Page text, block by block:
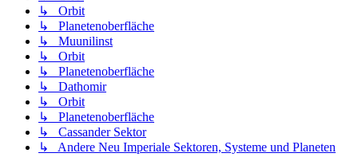
↳ Orbit
↳ Planetenoberfläche
↳ Muunilinst
↳ Orbit
↳ Planetenoberfläche
↳ Dathomir
↳ Orbit
↳ Planetenoberfläche
↳ Cassander Sektor
↳ Andere Neu Imperiale Sektoren, Systeme und Planeten